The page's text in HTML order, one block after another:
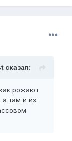
сказал:
рожают
а там и из